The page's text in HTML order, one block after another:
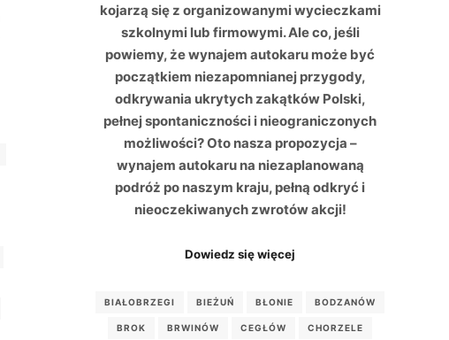
kojarzą się z organizowanymi wycieczkami
szkolnymi lub firmowymi. Ale co, jeśli
powiemy, że wynajem autokaru może być
początkiem niezapomnianej przygody,
odkrywania ukrytych zakątków Polski,
pełnej spontaniczności i nieograniczonych
możliwości? Oto nasza propozycja –
wynajem autokaru na niezaplanowaną
podróż po naszym kraju, pełną odkryć i
nieoczekiwanych zwrotów akcji!
Dowiedz się więcej
BIAŁOBRZEGI BIEŻUŃ BŁONIE BODZANÓW
BROK BRWINÓW CEGŁÓW CHORZELE